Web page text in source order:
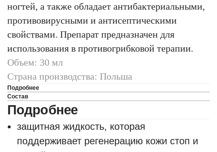
ногтей, а также обладает антибактериальными,
противовирусными и антисептическими
свойствами. Препарат предназначен для
использования в противогрибковой терапии.
Объем: 30 мл
Страна производства: Польша
Подробнее
Состав
Подробнее
защитная жидкость, которая
поддерживает регенерацию кожи стоп и